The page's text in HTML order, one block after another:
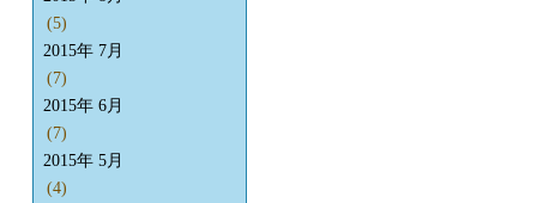
(5)
2015年 7月
(7)
2015年 6月
(7)
2015年 5月
(4)